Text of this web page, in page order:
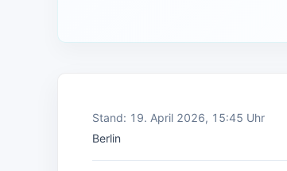
Stand: 19. April 2026, 15:45 Uhr
Berlin